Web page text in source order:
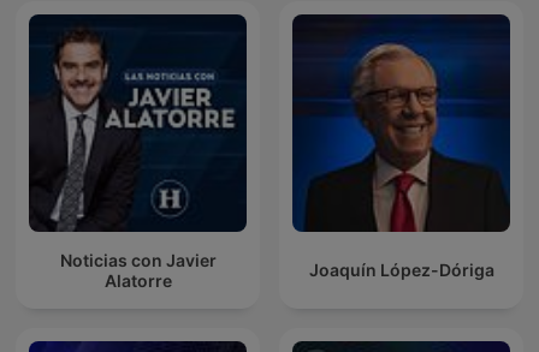
Noticias con Javier
Alatorre
Joaquín López-Dóriga